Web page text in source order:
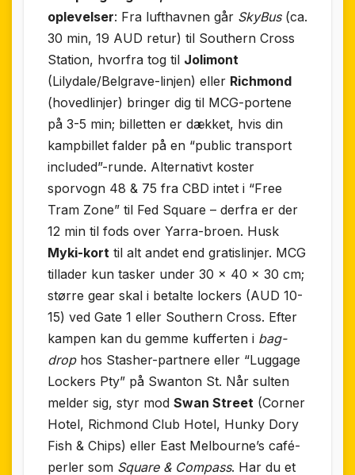
oplevelser: Fra lufthavnen går SkyBus(ca.
30 min, 19 AUD retur) til Southern Cross
Station, hvorfra tog til Jolimont
(Lilydale/Belgrave-linjen) eller Richmond
(hovedlinjer) bringer dig til MCG-portene
på 3-5 min; billetten er dækket, hvis din
kampbillet falder på en “public transport
included”-runde. Alternativt koster
sporvogn 48 & 75 fra CBD intet i “Free
Tram Zone” til Fed Square – derfra er der
12 min til fods over Yarra-broen. Husk
Myki-kort til alt andet end gratislinjer. MCG
tillader kun tasker under 30 × 40 × 30 cm;
større gear skal i betalte lockers (AUD 10-
15) ved Gate 1 eller Southern Cross. Efter
kampen kan du gemme kufferten i bag-
drophos Stasher-partnere eller “Luggage
Lockers Pty” på Swanton St. Når sulten
melder sig, styr mod Swan Street (Corner
Hotel, Richmond Club Hotel, Hunky Dory
Fish & Chips) eller East Melbourne’s café-
perler som Square & Compass. Har du et